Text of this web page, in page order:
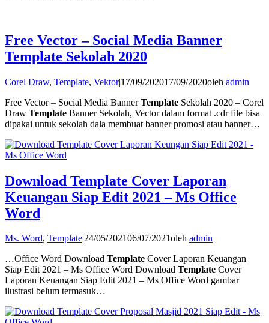
Free Vector – Social Media Banner
Template Sekolah 2020
Corel Draw, Template, Vektor|17/09/202017/09/2020oleh admin
Free Vector – Social Media BannerTemplate Sekolah 2020 – Corel
Draw Template Banner Sekolah, Vector dalam format .cdr file bisa
dipakai untuk sekolah dala membuat banner promosi atau banner…
Download Template Cover Laporan
Keuangan Siap Edit 2021 – Ms Office
Word
Ms. Word, Template24/05/202106/07/2021oleh admin
…Office Word Download Template Cover Laporan Keuangan
Siap Edit 2021 – Ms Office Word Download Template Cover
Laporan Keuangan Siap Edit 2021 – Ms Office Word gambar
ilustrasi belum termasuk…